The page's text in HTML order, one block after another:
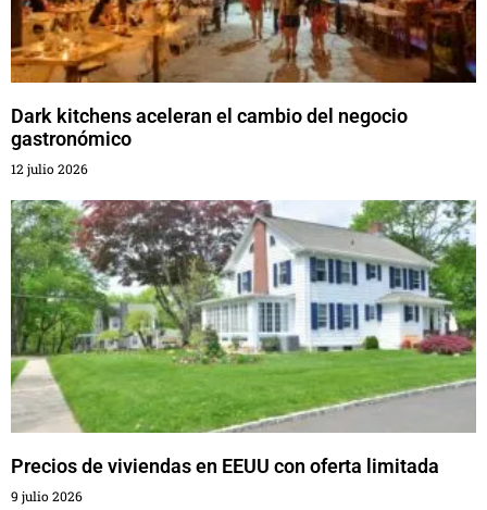
Dark kitchens aceleran el cambio del negocio
gastronómico
12 julio 2026
Precios de viviendas en EEUU con oferta limitada
9 julio 2026